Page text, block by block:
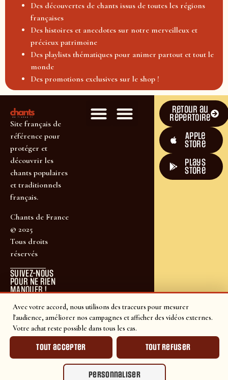
Avec votre accord, nous utilisons des traceurs pour mesurer
l'audience, améliorer nos campagnes et afficher des vidéos externes.
Votre achat reste possible dans tous les cas.
Tout accepter Tout refuser
Personnaliser
Des découvertes de chants issus de toutes les régions
françaises
Des histoires et anecdotes sur notre merveilleux et
précieux patrimoine
Des playlists thématiques pour animer partout et tout le
monde
Des promotions exclusives sur le shop !
Site français de
référence pour
protéger et
découvrir les
chants populaires
et traditionnels
français.
Chants de France
© 2025
Tous droits
réservés
SUIVEZ-NOUS
POUR NE RIEN
MANQUER !
Retour au
répertoire
Apple
Store
plays
store